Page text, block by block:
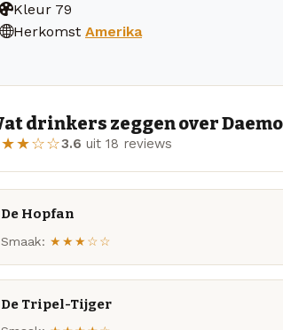
Kleur 79
Herkomst Amerika
drinkers zeggen over
3.6 uit 18 reviews
De Hopfan
Smaak: ★★★☆☆
De Tripel-Tijger